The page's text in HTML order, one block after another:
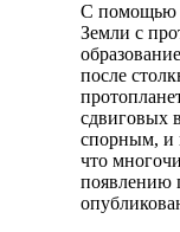
С помощью
Земли с
после
сдвиговых
спорным, и
что
появлению